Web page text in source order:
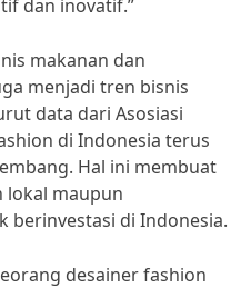
dan inovatif.”
makanan dan
menjadi tren bisnis
data dari Asosiasi
di Indonesia terus
Hal ini membuat
lokal maupun
di Indonesia.
desainer fashion